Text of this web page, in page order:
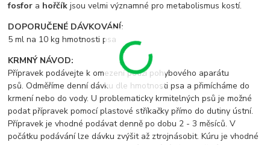
fosfor a hořčíkjsou velmi významné pro metabolismus kostí.
DOPORUČENÉ DÁVKOVÁNÍ:
5 ml na 10 kg hmotnosti psa
KRMNÝ NÁVOD:
Přípravek podávejte k omezení potíží pohybového aparátu
psů. Odměříme denní dávku dle hmotnosti psa a přimícháme do
krmení nebo do vody. U problematicky krmitelných psů je možné
podat přípravek pomocí plastové stříkačky přímo do dutiny ústní.
Přípravek je vhodné podávat denně po dobu 2 - 3 měsíců. V
počátku podávání lze dávku zvýšit až ztrojnásobit. Kúru je vhodné